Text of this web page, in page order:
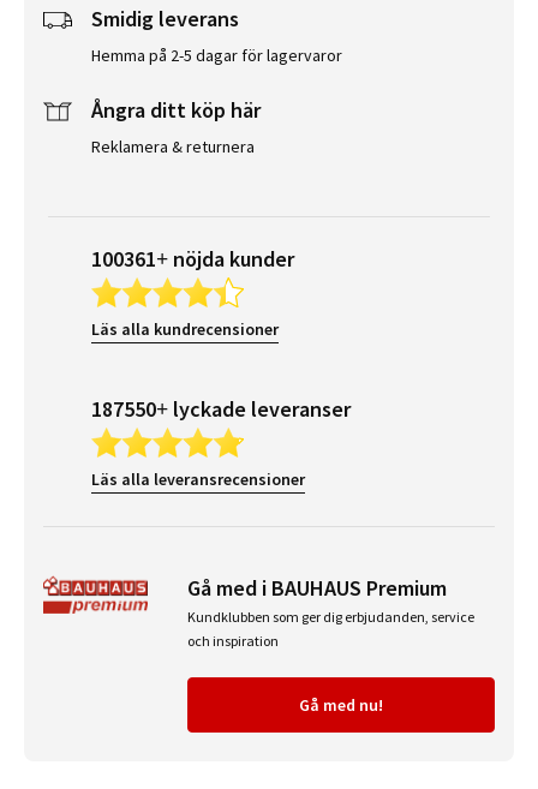
Smidig leverans
Hemma på 2-5 dagar för lagervaror
Ångra ditt köp här
Reklamera & returnera
100361+ nöjda kunder
Läs alla kundrecensioner
187550+ lyckade leveranser
Läs alla leveransrecensioner
Gå med i BAUHAUS Premium
Kundklubben som ger dig erbjudanden, service
och inspiration
Gå med nu!